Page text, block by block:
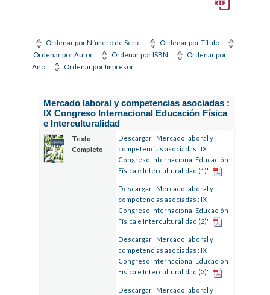
Ordenar por Número de Serie
Ordenar por Título
Ordenar por Autor
Ordenar por ISBN
Ordenar por
Año
Ordenar por Impresor
Mercado laboral y competencias asociadas :
IX Congreso Internacional Educación Física
e Interculturalidad
Texto
Completo
Descargar "Mercado laboral y
competencias asociadas : IX
Congreso Internacional Educación
Física e Interculturalidad (1)"
Descargar "Mercado laboral y
competencias asociadas : IX
Congreso Internacional Educación
Física e Interculturalidad (2)"
Descargar "Mercado laboral y
competencias asociadas : IX
Congreso Internacional Educación
Física e Interculturalidad (3)"
Descargar "Mercado laboral y